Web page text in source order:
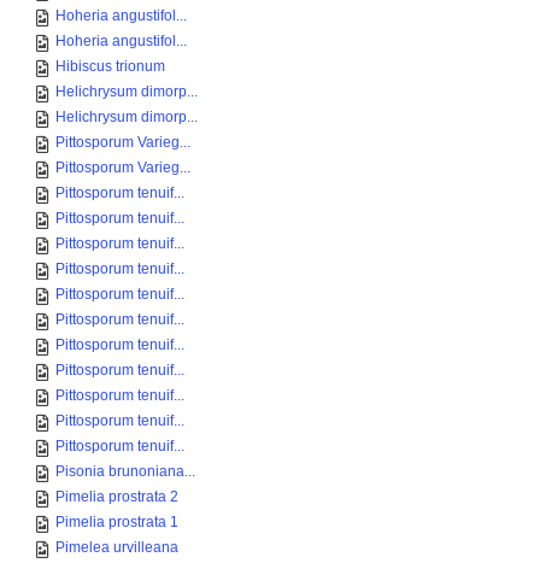
Hoheria angustifol...
Hoheria angustifol...
Hibiscus trionum
Helichrysum dimorp...
Helichrysum dimorp...
Pittosporum Varieg...
Pittosporum Varieg...
Pittosporum tenuif...
Pittosporum tenuif...
Pittosporum tenuif...
Pittosporum tenuif...
Pittosporum tenuif...
Pittosporum tenuif...
Pittosporum tenuif...
Pittosporum tenuif...
Pittosporum tenuif...
Pittosporum tenuif...
Pittosporum tenuif...
Pisonia brunoniana...
Pimelia prostrata 2
Pimelia prostrata 1
Pimelea urvilleana